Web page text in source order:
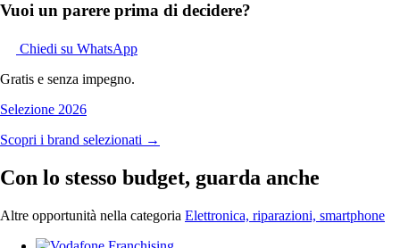
Vuoi un parere prima di decidere?
Chiedi su WhatsApp
Gratis e senza impegno.
Selezione 2026
Scopri i brand selezionati →
Con lo stesso budget, guarda anche
Altre opportunità nella categoria Elettronica, riparazioni, smartphone